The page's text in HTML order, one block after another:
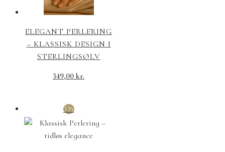
ELEGANT PERLERING
– KLASSISK DESIGN I
STERLINGSØLV
349,00kr.
33%